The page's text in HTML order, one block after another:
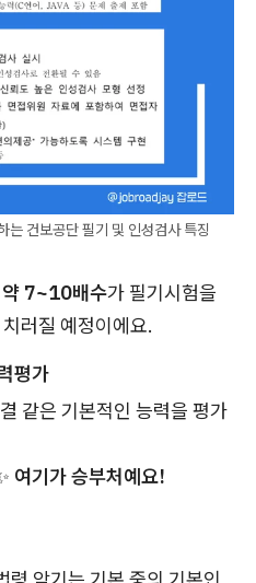
는 건보공단 필기 및 인성검사 특징
약 7~10배수가 필기시험을
러질 예정이에요.
평가
같은 기본적인 능력을 평가
여기가 승부처예요!